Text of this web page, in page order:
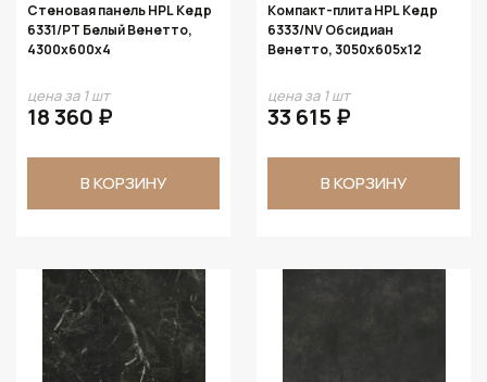
Стеновая панель HPL Кедр
6331/PT Белый Венетто,
4300х600х4
цена за 1 шт
18 360 ₽
В КОРЗИНУ
Компакт-плита HPL Кедр
6333/NV Обсидиан
Венетто, 3050х605х12
цена за 1 шт
33 615 ₽
В КОРЗИНУ